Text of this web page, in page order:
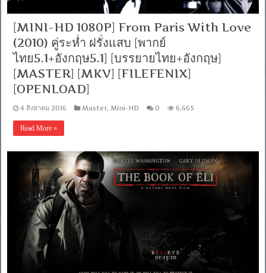
[MINI-HD 1080P] From Paris With Love
(2010) คู่ระห่ำ ฝรั่งแสบ [พากย์
ไทย5.1+อังกฤษ5.1] [บรรยายไทย+อังกฤษ]
[MASTER] [MKV] [FILEFENIX]
[OPENLOAD]
4 สิงหาคม 2016 Master,Mini-HD 0 6,665
Read More »